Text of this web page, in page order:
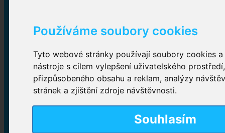
Používáme soubory cookies
Tyto webové stránky používají soubory cookies
nástroje s cílem vylepšení uživatelského
přizpůsobeného obsahu a reklam, analýzy
stránek a zjištění zdroje návštěvnosti.
Souhlasím
Inkontinenční kalhotky
Plenkové kalhotky navlékací,Plenkové kalhotky
zalepovací,Inkontinenční kalhotky dámské